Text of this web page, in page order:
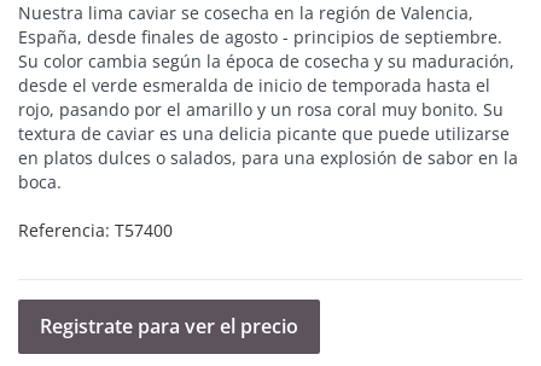
Nuestra lima caviar se cosecha en la región de Valencia,
España, desde finales de agosto - principios de septiembre.
Su color cambia según la época de cosecha y su maduración,
desde el verde esmeralda de inicio de temporada hasta el
rojo, pasando por el amarillo y un rosa coral muy bonito. Su
textura de caviar es una delicia picante que puede utilizarse
en platos dulces o salados, para una explosión de sabor en la
boca.
Referencia: T57400
Registrate para ver el precio